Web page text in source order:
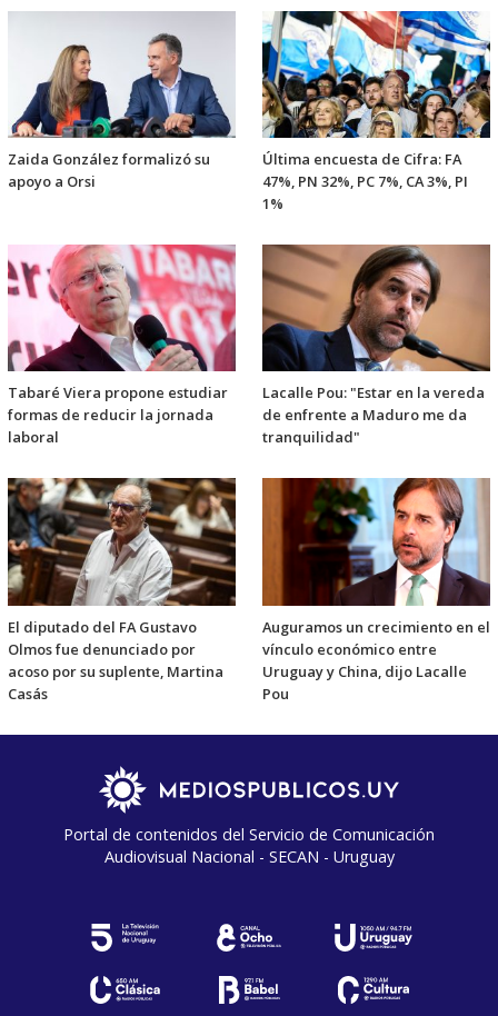
Zaida González formalizó su
apoyo a Orsi
Última encuesta de Cifra: FA
47%, PN 32%, PC 7%, CA 3%, PI
1%
Tabaré Viera propone estudiar
formas de reducir la jornada
laboral
Lacalle Pou: "Estar en la vereda
de enfrente a Maduro me da
tranquilidad"
El diputado del FA Gustavo
Olmos fue denunciado por
acoso por su suplente, Martina
Casás
Auguramos un crecimiento en el
vínculo económico entre
Uruguay y China, dijo Lacalle
Pou
Portal de contenidos del Servicio de Comunicación
Audiovisual Nacional - SECAN - Uruguay